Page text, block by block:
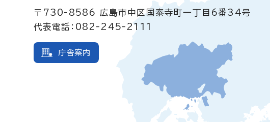
〒730-8586
広島市中区国泰寺町一丁目6番34号
代表電話：082-245-2111
庁舎案内